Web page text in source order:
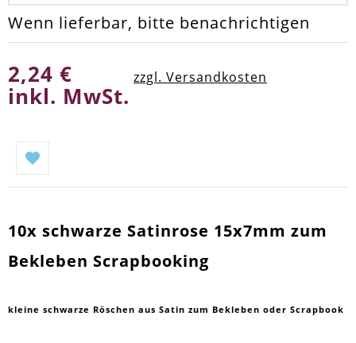
Wenn lieferbar, bitte benachrichtigen
2,24 €
inkl. MwSt.
zzgl. Versandkosten
10x schwarze Satinrose 15x7mm zum
Bekleben Scrapbooking
kleine schwarze Röschen aus Satin zum Bekleben oder Scrapbook